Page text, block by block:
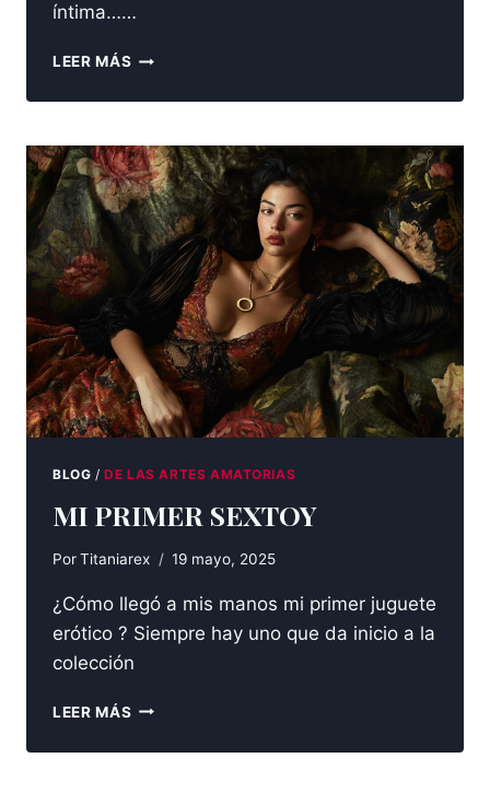
íntima……
LEER MÁS LENCERÍA
BLOG /DE LAS ARTES AMATORIAS
MI PRIMER SEXTOY
PorTitaniarex 19 mayo, 2025
¿Cómo llegó a mis manos mi primer juguete
erótico ? Siempre hay uno que da inicio a la
colección
LEER MÁS MI
SEXTOY